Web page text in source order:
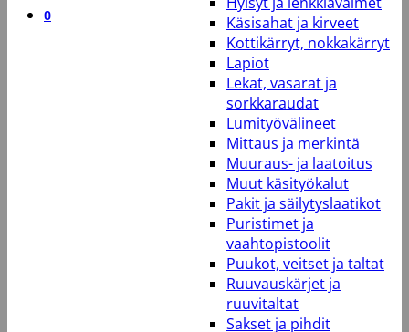
0
Käsisahat ja kirveet
Kottikärryt, nokkakärryt
Lapiot
Lekat, vasarat ja
sorkkaraudat
Lumityövälineet
Mittaus ja merkintä
Muuraus- ja laatoitus
Muut käsityökalut
Pakit ja säilytyslaatikot
Puristimet ja
vaahtopistoolit
Puukot, veitset ja taltat
Ruuvauskärjet ja
ruuvitaltat
Sakset ja pihdit